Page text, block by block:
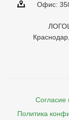
Офис:
Согласие
Политика